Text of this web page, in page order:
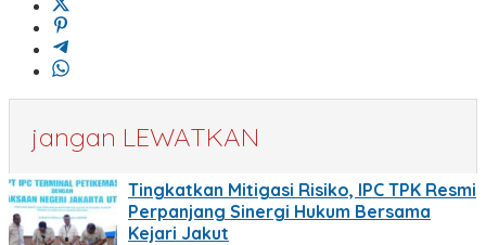
jangan LEWATKAN
Tingkatkan Mitigasi Risiko, IPC TPK Resmi
Perpanjang Sinergi Hukum Bersama
Kejari Jakut